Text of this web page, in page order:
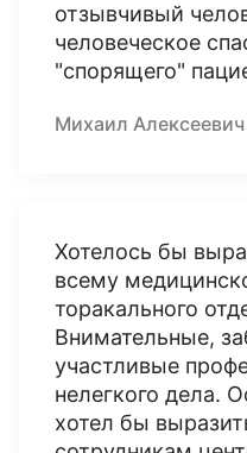
отзывчивый
человеческое
"спорящего"
Михаил
Хотелось бы
всему
торакального
Внимательные,
участливые
нелегкого дела.
хотел бы